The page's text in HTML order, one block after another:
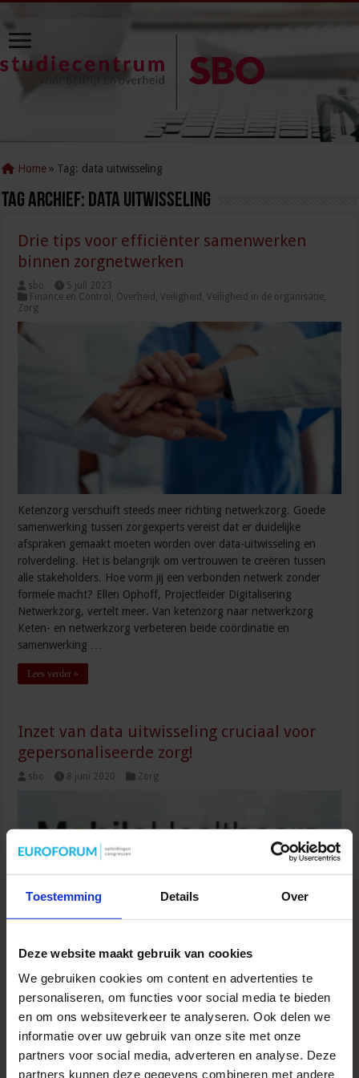
Toestemming Details Over
Deze website maakt gebruik van cookies
We gebruiken cookies om content en advertenties te
personaliseren, om functies voor social media te bieden
en om ons websiteverkeer te analyseren. Ook delen we
informatie over uw gebruik van onze site met onze
partners voor social media, adverteren en analyse. Deze
partners kunnen deze gegevens combineren met andere
Home » Tag: data uitwisseling
Tag Archief: data uitwisseling
Drie tips voor efficiënter samenwerken
binnen zorgnetwerken
sbo
5 juli 2023
Finance en Control , Overheid ,Veiligheid ,Veiligheid in de organisatie,
Zorg
Ketenzorg verschuift steeds meer richting netwerkzorg. Goede
samenwerking tussen zorgexperts vereist dat er duidelijke
afspraken gemaakt moeten worden over data-uitwisseling en
rolverdeling. Het is belangrijk om vertrouwen te creëren tussen
alle stakeholders. Hoe vorm jij een verbonden netwerk zonder
formele macht? Ellen Ophoff, Projectleider Digitalisering
Netwerkzorg, vertelt meer. Van ketenzorg naar netwerkzorg
Keten- en netwerkzorg verbeteren beide coördinatie en
samenwerking …
Lees verder »
Inzet van data uitwisseling cruciaal voor
gepersonaliseerde zorg!
sbo 8 juni 2020 Zorg
Het is de droom van menig zorgprofessional: gepersonaliseerde
gezondheidszorg, ondersteund door de allernieuwste en -slimste
technologie. Maar kan dat (al) wel? Wat is er voor nodig? En hoe
zit het met de privacy. Genoeg gespreksstof voor het vierde
Mobile Health Care Innovation Cafe. De juiste behandeling voor
de juiste persoon op het juiste moment. Volgens Jeske